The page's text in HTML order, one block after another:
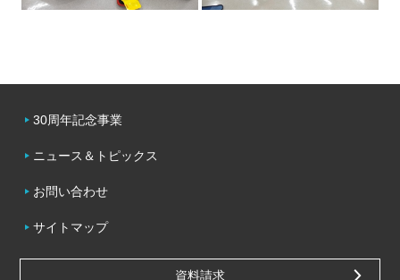
30周年記念事業
ニュース＆トピックス
お問い合わせ
サイトマップ
資料請求